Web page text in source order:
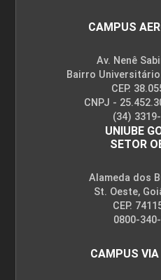
CAMPUS
Av. Nenê
Bairro
CEP.
CNPJ -
(34)
UNIUBE
SETOR
Alameda dos
St. Oeste,
CEP.
0800-
CAMPUS VIA